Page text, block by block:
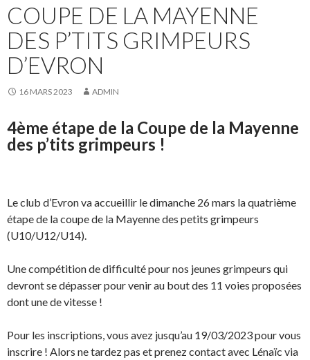
COUPE DE LA MAYENNE
DES P’TITS GRIMPEURS
D’EVRON
16 MARS 2023 ADMIN
4ème étape de la Coupe de la Mayenne
des p’tits grimpeurs !
Le club d’Evron va accueillir le dimanche 26 mars la quatrième
étape de la coupe de la Mayenne des petits grimpeurs
(U10/U12/U14).
Une compétition de difficulté pour nos jeunes grimpeurs qui
devront se dépasser pour venir au bout des 11 voies proposées
dont une de vitesse !
Pour les inscriptions, vous avez jusqu’au 19/03/2023 pour vous
inscrire ! Alors ne tardez pas et prenez contact avec Lénaïc via